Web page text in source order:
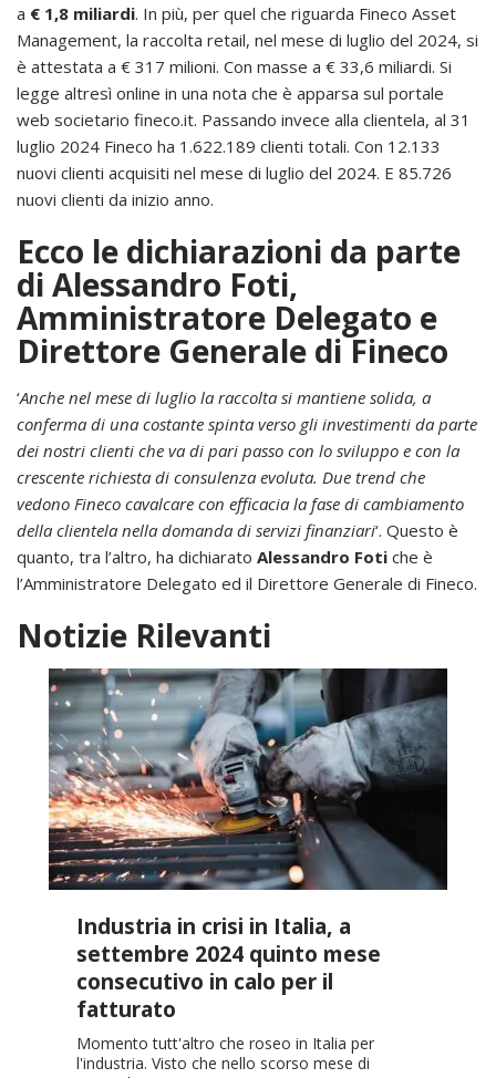
a € 1,8 miliardi. In più, per quel che riguarda Fineco Asset
Management, la raccolta retail, nel mese di luglio del 2024, si
è attestata a € 317 milioni. Con masse a € 33,6 miliardi. Si
legge altresì online in una nota che è apparsa sul portale
web societario fineco.it. Passando invece alla clientela, al 31
luglio 2024 Fineco ha 1.622.189 clienti totali. Con 12.133
nuovi clienti acquisiti nel mese di luglio del 2024. E 85.726
nuovi clienti da inizio anno.
Ecco le dichiarazioni da parte
di Alessandro Foti,
Amministratore Delegato e
Direttore Generale di Fineco
‘Anche nel mese di luglio la raccolta si mantiene solida, a
conferma di una costante spinta verso gli investimenti da parte
dei nostri clienti che va di pari passo con lo sviluppo e con la
crescente richiesta di consulenza evoluta. Due trend che
vedono Fineco cavalcare con efficacia la fase di cambiamento
della clientela nella domanda di servizi finanziari‘. Questo è
quanto, tra l’altro, ha dichiarato Alessandro Foti che è
l’Amministratore Delegato ed il Direttore Generale di Fineco.
Notizie Rilevanti
Industria in crisi in Italia, a
settembre 2024 quinto mese
consecutivo in calo per il
fatturato
Momento tutt'altro che roseo in Italia per
l'industria. Visto che nello scorso mese di